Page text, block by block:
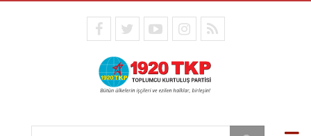
facebooktwitteryoutubeinstagram
RSS